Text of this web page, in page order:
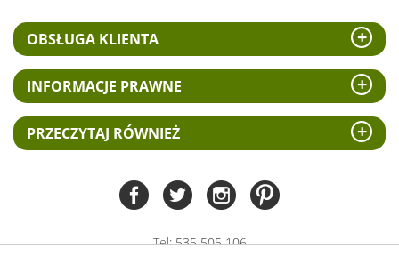
OBSŁUGA KLIENTA
INFORMACJE PRAWNE
PRZECZYTAJ RÓWNIEŻ
Tel:535 505 106